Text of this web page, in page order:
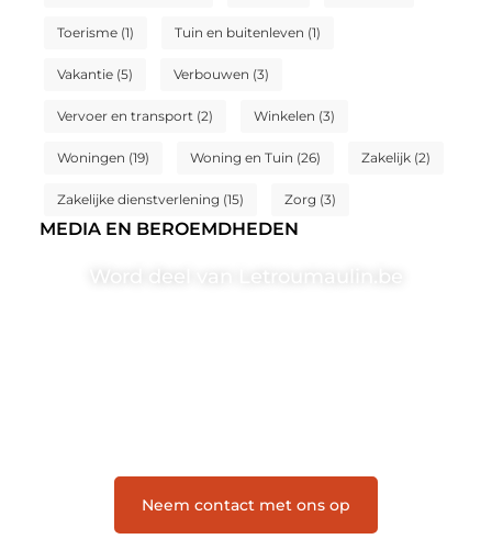
Toerisme(1) Tuin en buitenleven (1)
Vakantie(5) Verbouwen (3)
Vervoer en transport (2) Winkelen (3)
Woningen (19) Woning en Tuin (26) Zakelijk(2)
Zakelijke dienstverlening (15) Zorg (3)
MEDIA EN BEROEMDHEDEN
Neem contact met ons op